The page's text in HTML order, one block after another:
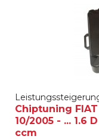
Chiptuning FIAT
10/2005 - ... 1.6
ccm